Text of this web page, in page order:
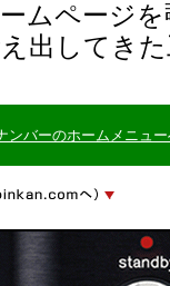
ムページ
出してき
バーのホームメニュー